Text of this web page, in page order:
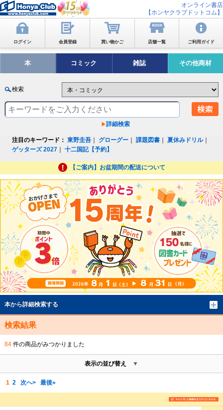
オンライン書店
【ホンヤクラブドットコム】
ログイン 会員登録 買い物かご 店舗一覧 ご利用ガイド
本 コミック 雑誌 その他商材
検索
詳細検索
注目のキーワード： 東野圭吾 グローグー ｜課題図書 ｜夏休みドリル｜
ゲッターズ 2027 ｜十二国記【予約】
【ご案内】お盆期間の配送について
本から詳細検索する
検索結果
84件の商品がみつかりました
表示の並び替え
1 2 次へ> 最後»